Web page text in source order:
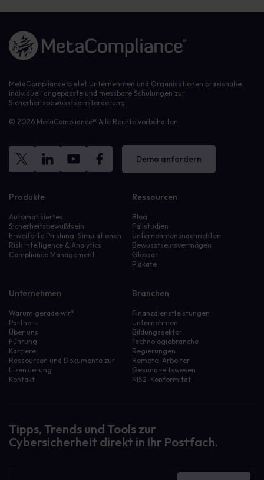
Link zur Homepage
MetaCompliance bietet Unternehmen und Organisationen praxisnahe,
individuell angepasste und messbare Schulungen zur
Sicherheitsbewusstseinsförderung.
© 2026 MetaCompliance® Alle Rechte vorbehalten.
Demo anfordern
Produkte
Automatisiertes
Sicherheitsbewußtsein
Erweiterte Phishing-Simulationen
Risk Intelligence & Analytics
Compliance Management
Ressourcen
Blog
Fallstudien
Unternehmensnachrichten
Bewusstseinsvermögen
Glossar
Plakate
Unternehmen
Warum gerade wir?
Partners
Über uns
Führung
Karriere
Ressourcen und Dokumente zur
Lizenzierung
Kontakt
Branchen
Finanzdienstleistungen
Unternehmen
Bildungssektor
Technologiebranche
Regierungen
Remote-Arbeiter
Gesundheitswesen
NIS2-Konformität
Tipps, Trends und Tools zur
Cybersicherheit direkt in Ihr Postfach.